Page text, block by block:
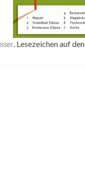
. Lesezeichen auf den